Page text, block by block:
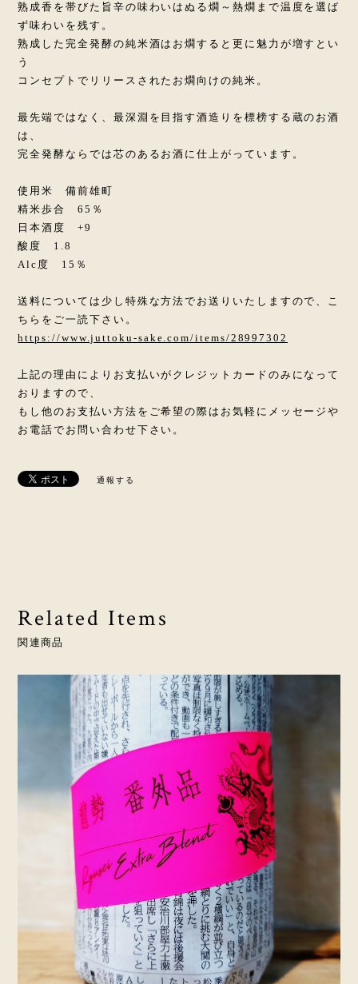
熟成香を帯びた旨辛の味わいはぬる燗～熱燗まで温度を選ば
ず味わいを残す。
熟成した完全発酵の純米酒はお燗すると更に魅力が増すとい
う
コンセプトでリリースされたお燗向けの純米。
最先端ではなく、最深淵を目指す酒造りを標榜する蔵のお酒
は、
完全発酵ならでは芯のあるお酒に仕上がっています。
使用米 備前雄町
精米歩合 65％
日本酒度 +9
酸度 1.8
Alc度 15％
送料については少し特殊な方法でお送りいたしますので、こ
ちらをご一読下さい。
https://www.juttoku-sake.com/items/28997302
上記の理由によりお支払いがクレジットカードのみになって
おりますので、
もし他のお支払い方法をご希望の際はお気軽にメッセージや
お電話でお問い合わせ下さい。
通報する
Related Items
関連商品